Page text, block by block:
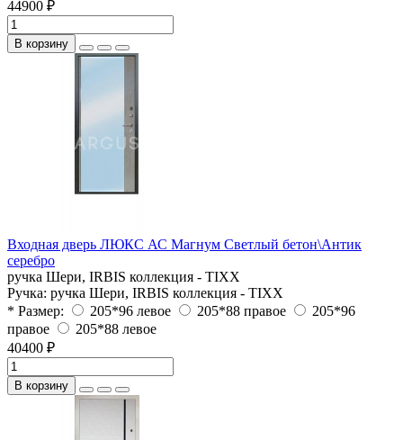
44900 ₽
В корзину
Входная дверь ЛЮКС АС Магнум Светлый бетон\Антик
серебро
ручка Шери, IRBIS коллекция - TIXX
Ручка: ручка Шери, IRBIS коллекция - TIXX
* Размер:
205*96 левое 205*88 правое
205*96
правое
205*88 левое
40400 ₽
В корзину